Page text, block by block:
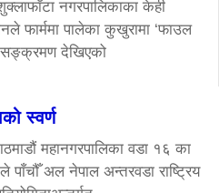
नगरपालिकाका केही
फार्ममा पालेका कुखुरामा ‘फाउल
सङ्क्रमण देखिएको
स्वर्ण
महानगरपालिका वडा १६ का
पाँचौँ अल नेपाल अन्तरवडा राष्ट्रिय